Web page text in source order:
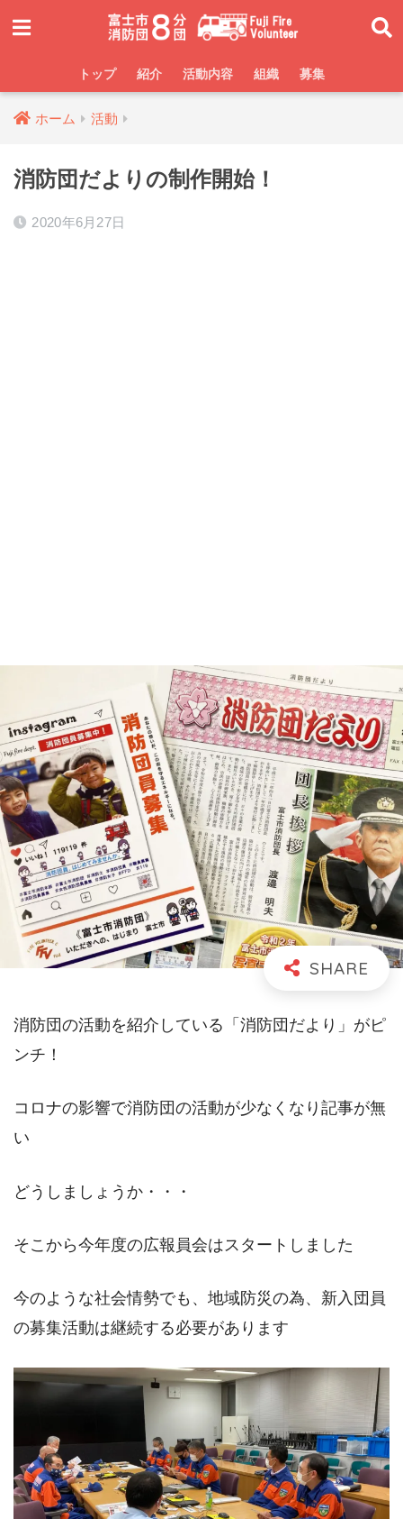
トップ 紹介 活動内容 組織 募集
ホーム 活動
消防団だよりの制作開始！
2020年6月27日
消防団の活動を紹介している「消防団だより」がピ
ンチ！
コロナの影響で消防団の活動が少なくなり記事が無
い
どうしましょうか・・・
そこから今年度の広報員会はスタートしました
今のような社会情勢でも、地域防災の為、新入団員
の募集活動は継続する必要があります